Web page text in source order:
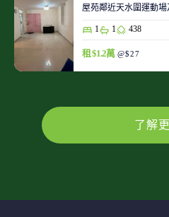
屋苑鄰近天水圍運動
1 1 438
租 $1.2萬 @$27
了解